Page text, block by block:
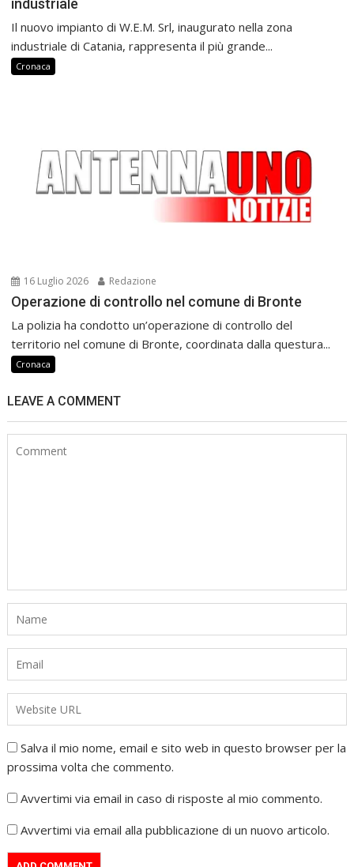
industriale
Il nuovo impianto di W.E.M. Srl, inaugurato nella zona
industriale di Catania, rappresenta il più grande...
Cronaca
16 Luglio 2026 Redazione
Operazione di controllo nel comune di Bronte
La polizia ha condotto un’operazione di controllo del
territorio nel comune di Bronte, coordinata dalla questura...
Cronaca
LEAVE A COMMENT
Salva il mio nome, email e sito web in questo browser per la
prossima volta che commento.
Avvertimi via email in caso di risposte al mio commento.
Avvertimi via email alla pubblicazione di un nuovo articolo.